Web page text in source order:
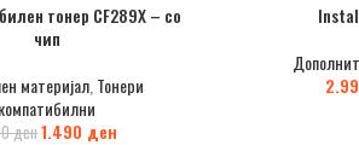
тонер CF289X – со
чип
материјал Тонери
ден1.490 ден